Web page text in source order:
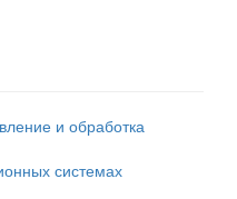
и обработка
системах